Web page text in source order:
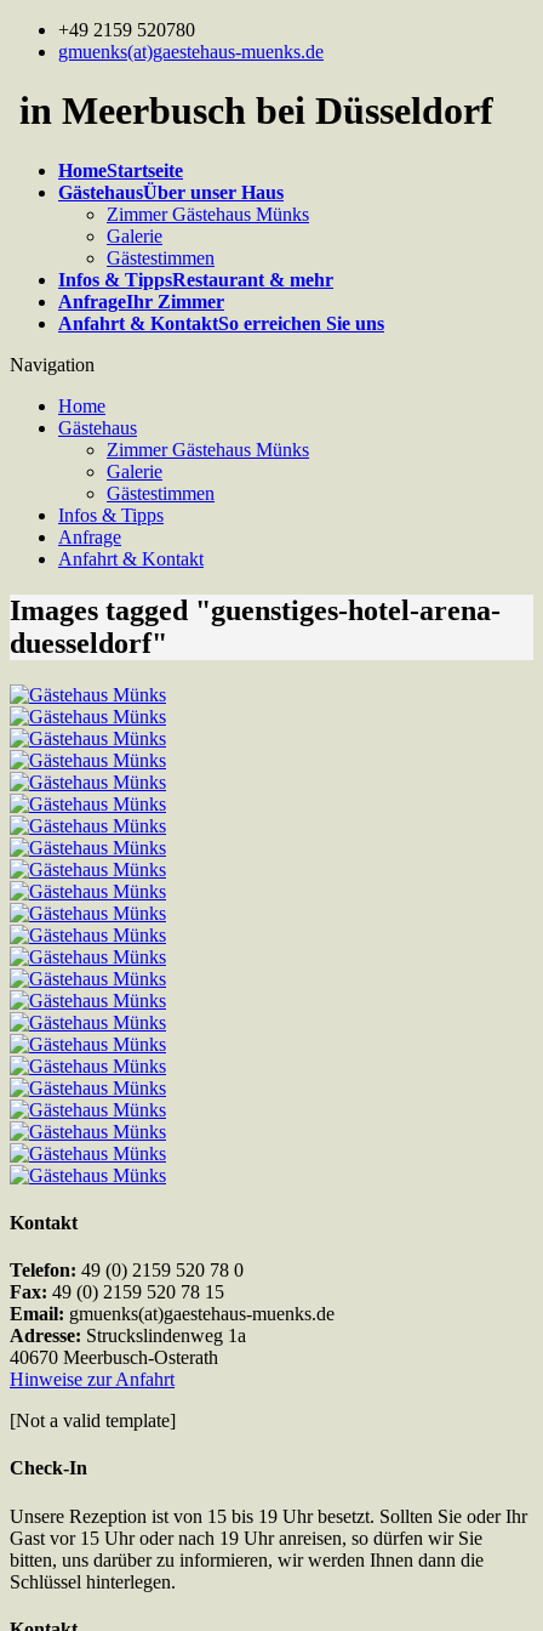
+49 2159 520780
gmuenks(at)gaestehaus-muenks.de
in Meerbusch bei Düsseldorf
HomeStartseite
GästehausÜber unser Haus
Zimmer Gästehaus Münks
Galerie
Gästestimmen
Infos & TippsRestaurant & mehr
AnfrageIhr Zimmer
Anfahrt & KontaktSo erreichen Sie uns
Navigation
Home
Gästehaus
Zimmer Gästehaus Münks
Galerie
Gästestimmen
Infos & Tipps
Anfrage
Anfahrt & Kontakt
Images tagged "guenstiges-hotel-arena-
duesseldorf"
Kontakt
Telefon: 49 (0) 2159 520 78 0
Fax: 49 (0) 2159 520 78 15
Email: gmuenks(at)gaestehaus-muenks.de
Adresse: Struckslindenweg 1a
40670 Meerbusch-Osterath
Hinweise zur Anfahrt
[Not a valid template]
Check-In
Unsere Rezeption ist von 15 bis 19 Uhr besetzt. Sollten Sie oder Ihr
Gast vor 15 Uhr oder nach 19 Uhr anreisen, so dürfen wir Sie
bitten, uns darüber zu informieren, wir werden Ihnen dann die
Schlüssel hinterlegen.